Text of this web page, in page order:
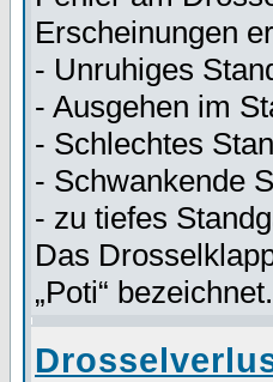
Erscheinungen
- Unruhiges
- Ausgehen im
- Schlechtes
- Schwankende
- zu tiefes
Das
„Poti“ bezeichnet.